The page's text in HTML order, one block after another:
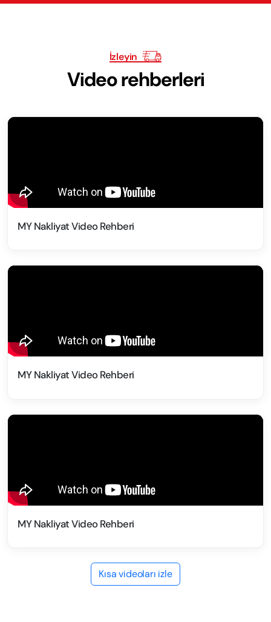
İzleyin
Video rehberleri
MY Nakliyat Video Rehberi
MY Nakliyat Video Rehberi
MY Nakliyat Video Rehberi
Kısa videoları izle